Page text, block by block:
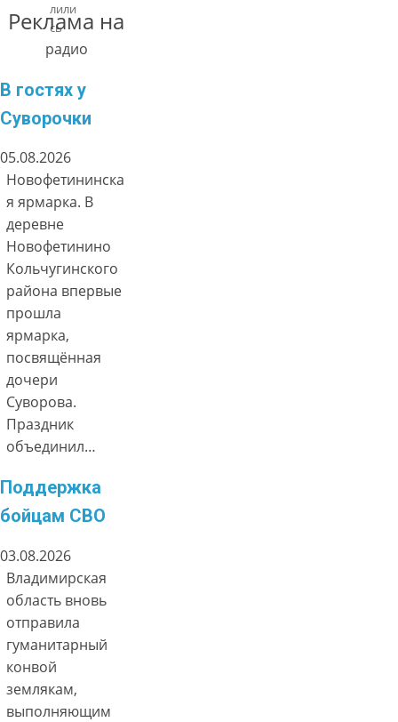
лили
сь
Реклама на
радио
В гостях у
Суворочки
05.08.2026
Новофетининска
я ярмарка. В
деревне
Новофетинино
Кольчугинского
района впервые
прошла
ярмарка,
посвящённая
дочери
Суворова.
Праздник
объединил…
Поддержка
бойцам СВО
03.08.2026
Владимирская
область вновь
отправила
гуманитарный
конвой
землякам,
выполняющим